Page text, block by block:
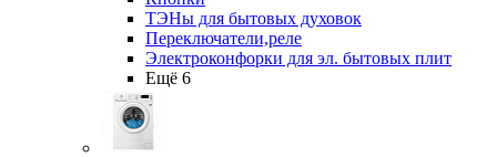
ТЭНы для бытовых духовок
Переключатели,реле
Электроконфорки для эл. бытовых плит
Ещё 6